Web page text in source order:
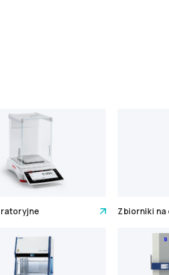
Zbiorniki na